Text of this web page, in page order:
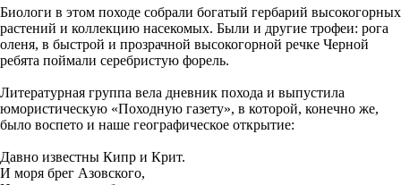
Биологи в этом походе собрали богатый гербарий высокогорных
растений и коллекцию насекомых. Были и другие трофеи: рога
оленя, в быстрой и прозрачной высокогорной речке Черной
ребята поймали серебристую форель.
Литературная группа вела дневник похода и выпустила
юмористическую «Походную газету», в которой, конечно же,
было воспето и наше географическое открытие:
Давно известны Кипр и Крит.
И моря брег Азовского,